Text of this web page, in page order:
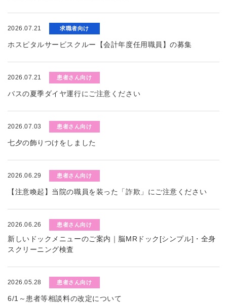
2026.07.21 求職者向け
ホスピタルサービスクルー【会計年度任用職員】の募集
2026.07.21 患者さん向け
バスの夏季ダイヤ運行にご注意ください
2026.07.03 患者さん向け
七夕の飾りつけをしました
2026.06.29 患者さん向け
【注意喚起】当院の職員を装った「詐欺」にご注意ください
2026.06.26 患者さん向け
新しいドックメニューのご案内｜脳MRドック[シンプル]・全身
スクリーニング検査
2026.05.28 患者さん向け
6/1～患者等相談料の改定について